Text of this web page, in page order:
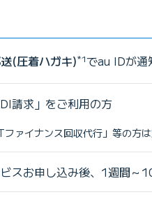
(圧着ハガキ)*1でau IDが通
請求」をご利用の方
ァイナンス回収代行」等の方は
スお申し込み後、1週間～